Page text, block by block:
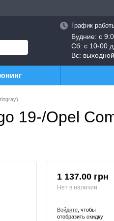
График
Будние: с
Сб: с 10-00
Вс: выходной
19-/Opel
1 137.00 грн
Нет в наличии
Войдите , чтобы
отобразить скидку